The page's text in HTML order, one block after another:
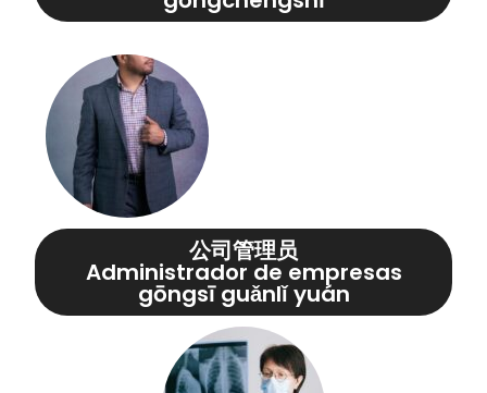
公司管理员
Administrador de empresas
gōngsī guǎnlǐ yuán